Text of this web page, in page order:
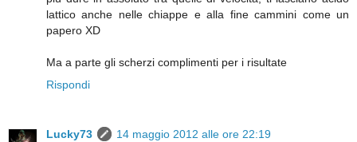
lattico anche nelle chiappe e alla fine cammini come un
papero XD
Ma a parte gli scherzi complimenti per i risultate
Rispondi
Lucky73
14 maggio 2012 alle ore 22:19